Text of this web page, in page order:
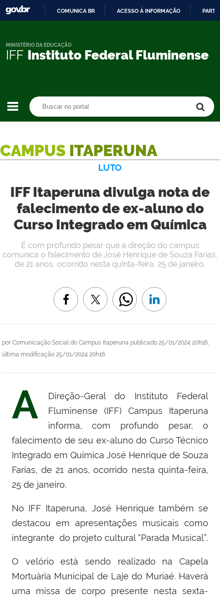
CONTEÚDO
COMUNICA BR ACESSO À INFORMAÇÃO
IFF Instituto Federal Fluminense
MINISTÉRIO DA EDUCAÇÃO
CAMPUS ITAPERUNA
LUTO
IFF Itaperuna divulga nota de
falecimento de ex-aluno do
Curso Integrado em Química
por Comunicação Social do Campus Itaperuna publicado 25/01/2024 20h16,
última modificação 25/01/2024 20h16
É com profundo pesar que a direção do campus
comunica o falecimento de José Henrique de Souza Farias,
de 21 anos, ocorrido nesta quinta-feira, 25 de janeiro.
A
Direção-Geral do Instituto Federal
Fluminense (IFF) Campus Itaperuna
informa, com profundo pesar, o
falecimento de seu ex-aluno do Curso Técnico
Integrado em Química José Henrique de Souza
Farias, de 21 anos, ocorrido nesta quinta-feira,
25 de janeiro.
No IFF Itaperuna, José Henrique também se
destacou em apresentações musicais como
integrante do projeto cultural “Parada Musical”.
O velório está sendo realizado na Capela
Mortuária Municipal de Laje do Muriaé. Haverá
uma missa de corpo presente nesta sexta-